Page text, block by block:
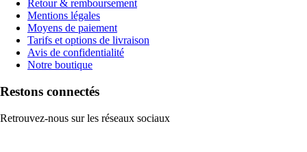
Retour & remboursement
Mentions légales
Moyens de paiement
Tarifs et options de livraison
Avis de confidentialité
Notre boutique
Restons connectés
Retrouvez-nous sur les réseaux sociaux